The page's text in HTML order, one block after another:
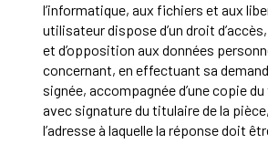
l’informatique, aux fichiers et aux
utilisateur dispose d’un droit
et d’opposition aux données
concernant, en effectuant sa
signée, accompagnée d’une copie
avec signature du titulaire de la
l’adresse à laquelle la réponse doit